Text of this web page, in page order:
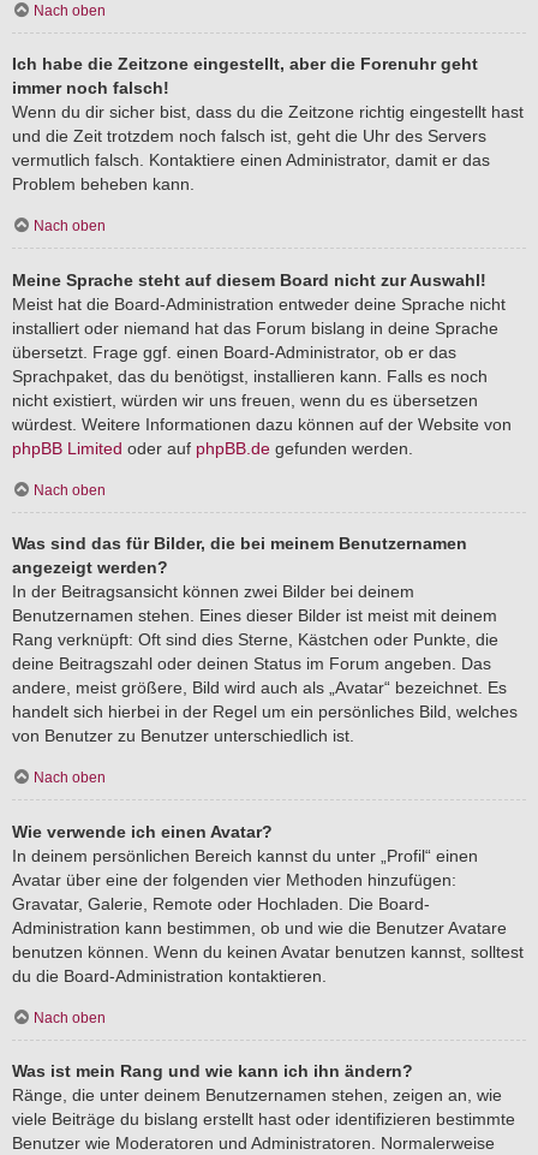
Nach oben
Ich habe die Zeitzone eingestellt, aber die Forenuhr geht
immer noch falsch!
Wenn du dir sicher bist, dass du die Zeitzone richtig eingestellt hast
und die Zeit trotzdem noch falsch ist, geht die Uhr des Servers
vermutlich falsch. Kontaktiere einen Administrator, damit er das
Problem beheben kann.
Nach oben
Meine Sprache steht auf diesem Board nicht zur Auswahl!
Meist hat die Board-Administration entweder deine Sprache nicht
installiert oder niemand hat das Forum bislang in deine Sprache
übersetzt. Frage ggf. einen Board-Administrator, ob er das
Sprachpaket, das du benötigst, installieren kann. Falls es noch
nicht existiert, würden wir uns freuen, wenn du es übersetzen
würdest. Weitere Informationen dazu können auf der Website von
phpBB Limited oder auf phpBB.de gefunden werden.
Nach oben
Was sind das für Bilder, die bei meinem Benutzernamen
angezeigt werden?
In der Beitragsansicht können zwei Bilder bei deinem
Benutzernamen stehen. Eines dieser Bilder ist meist mit deinem
Rang verknüpft: Oft sind dies Sterne, Kästchen oder Punkte, die
deine Beitragszahl oder deinen Status im Forum angeben. Das
andere, meist größere, Bild wird auch als „Avatar“ bezeichnet. Es
handelt sich hierbei in der Regel um ein persönliches Bild, welches
von Benutzer zu Benutzer unterschiedlich ist.
Nach oben
Wie verwende ich einen Avatar?
In deinem persönlichen Bereich kannst du unter „Profil“ einen
Avatar über eine der folgenden vier Methoden hinzufügen:
Gravatar, Galerie, Remote oder Hochladen. Die Board-
Administration kann bestimmen, ob und wie die Benutzer Avatare
benutzen können. Wenn du keinen Avatar benutzen kannst, solltest
du die Board-Administration kontaktieren.
Nach oben
Was ist mein Rang und wie kann ich ihn ändern?
Ränge, die unter deinem Benutzernamen stehen, zeigen an, wie
viele Beiträge du bislang erstellt hast oder identifizieren bestimmte
Benutzer wie Moderatoren und Administratoren. Normalerweise